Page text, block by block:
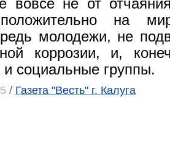
вовсе не от
на
молодежи, не
коррозии, и,
и социальные группы.
/ Газета "Весть" г. Калуга